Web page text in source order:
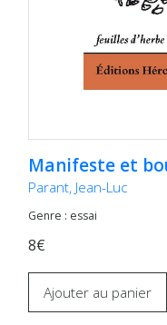
Manifeste et
Parant, Jean-Luc
Genre : essai
8€
Ajouter au panier